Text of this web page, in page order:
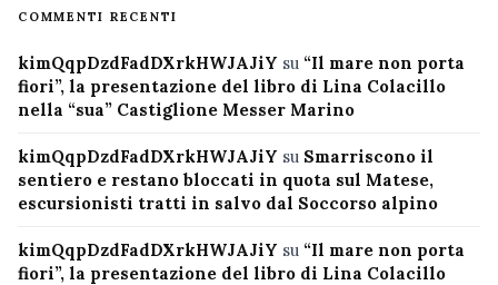
COMMENTI RECENTI
kimQqpDzdFadDXrkHWJAJiY su “Il mare non porta
fiori”, la presentazione del libro di Lina Colacillo
nella “sua” Castiglione Messer Marino
kimQqpDzdFadDXrkHWJAJiY su Smarriscono il
sentiero e restano bloccati in quota sul Matese,
escursionisti tratti in salvo dal Soccorso alpino
kimQqpDzdFadDXrkHWJAJiY su “Il mare non porta
fiori”, la presentazione del libro di Lina Colacillo